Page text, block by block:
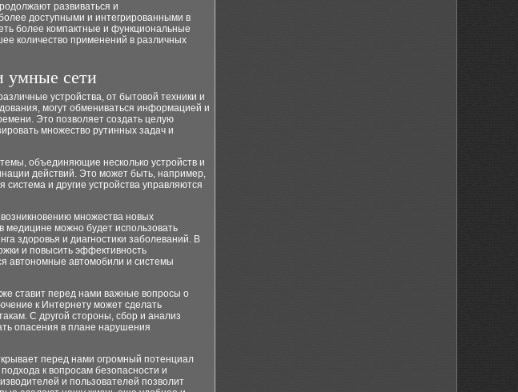
развиваться и
доступными и интегрированными в
более компактные и функциональные
количество применений в различных
умные сети
устройства, от бытовой техники и
могут обмениваться информацией и
Это позволяет создать целую
множество рутинных задач и
объединяющие несколько устройств и
действий. Это может быть, например,
система и другие устройства управляются
множества новых
можно будет использовать
здоровья и диагностики заболеваний. В
и повысить эффективность
автономные автомобили и системы
ставит перед нами важные вопросы о
к Интернету может сделать
С другой стороны, сбор и анализ
опасения в плане нарушения
перед нами огромный потенциал
к вопросам безопасности и
и пользователей позволит